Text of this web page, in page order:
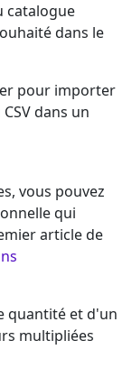
catalogue
dans le
pour importer
dans un
vous pouvez
qui
article de
quantité et d'un
multipliées